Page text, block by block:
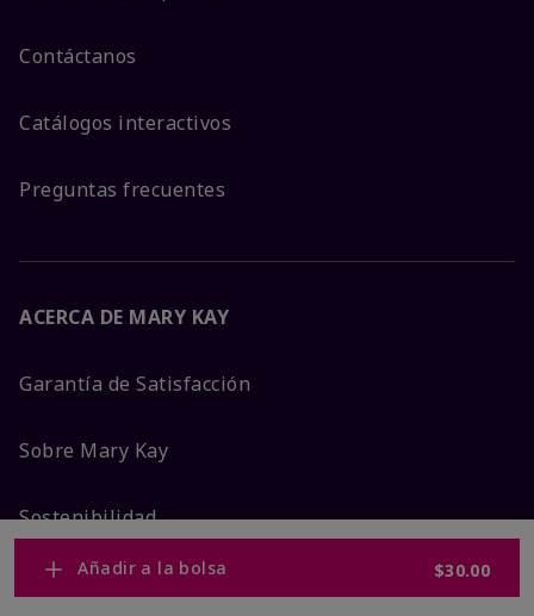
Añadir a la bolsa $30.00
Contáctanos
Catálogos interactivos
Preguntas frecuentes
ACERCA DE MARY KAY
Garantía de Satisfacción
Sobre Mary Kay
Sostenibilidad
Promesa De Producto